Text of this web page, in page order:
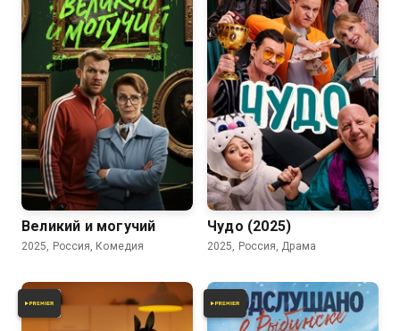
Великий и могучий
2025, Россия, Комедия
Чудо (2025)
2025, Россия, Драма